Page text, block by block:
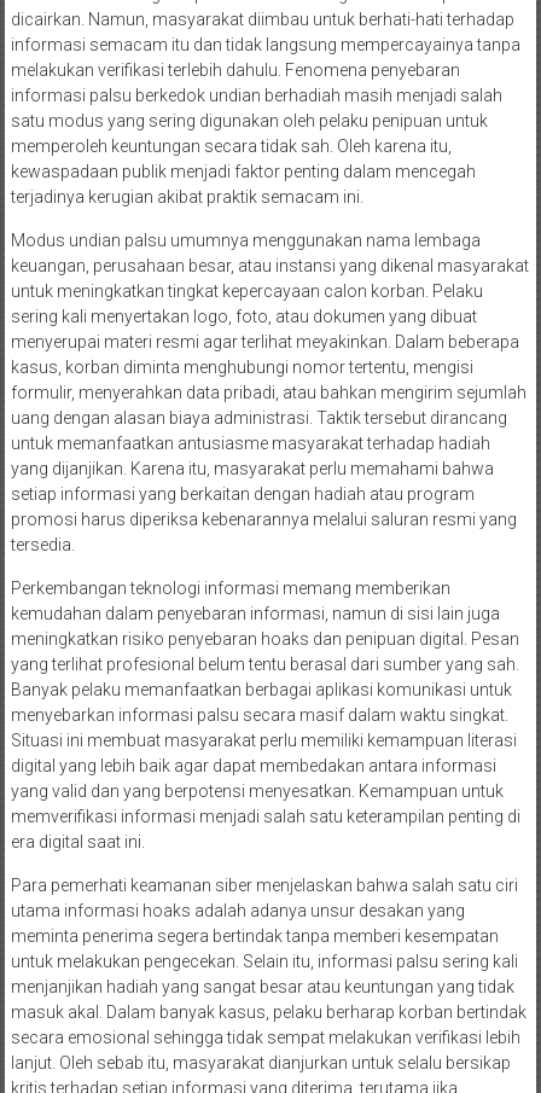
dicairkan. Namun, masyarakat diimbau untuk berhati-hati terhadap
informasi semacam itu dan tidak langsung mempercayainya tanpa
melakukan verifikasi terlebih dahulu. Fenomena penyebaran
informasi palsu berkedok undian berhadiah masih menjadi salah
satu modus yang sering digunakan oleh pelaku penipuan untuk
memperoleh keuntungan secara tidak sah. Oleh karena itu,
kewaspadaan publik menjadi faktor penting dalam mencegah
terjadinya kerugian akibat praktik semacam ini.
Modus undian palsu umumnya menggunakan nama lembaga
keuangan, perusahaan besar, atau instansi yang dikenal masyarakat
untuk meningkatkan tingkat kepercayaan calon korban. Pelaku
sering kali menyertakan logo, foto, atau dokumen yang dibuat
menyerupai materi resmi agar terlihat meyakinkan. Dalam beberapa
kasus, korban diminta menghubungi nomor tertentu, mengisi
formulir, menyerahkan data pribadi, atau bahkan mengirim sejumlah
uang dengan alasan biaya administrasi. Taktik tersebut dirancang
untuk memanfaatkan antusiasme masyarakat terhadap hadiah
yang dijanjikan. Karena itu, masyarakat perlu memahami bahwa
setiap informasi yang berkaitan dengan hadiah atau program
promosi harus diperiksa kebenarannya melalui saluran resmi yang
tersedia.
Perkembangan teknologi informasi memang memberikan
kemudahan dalam penyebaran informasi, namun di sisi lain juga
meningkatkan risiko penyebaran hoaks dan penipuan digital. Pesan
yang terlihat profesional belum tentu berasal dari sumber yang sah.
Banyak pelaku memanfaatkan berbagai aplikasi komunikasi untuk
menyebarkan informasi palsu secara masif dalam waktu singkat.
Situasi ini membuat masyarakat perlu memiliki kemampuan literasi
digital yang lebih baik agar dapat membedakan antara informasi
yang valid dan yang berpotensi menyesatkan. Kemampuan untuk
memverifikasi informasi menjadi salah satu keterampilan penting di
era digital saat ini.
Para pemerhati keamanan siber menjelaskan bahwa salah satu ciri
utama informasi hoaks adalah adanya unsur desakan yang
meminta penerima segera bertindak tanpa memberi kesempatan
untuk melakukan pengecekan. Selain itu, informasi palsu sering kali
menjanjikan hadiah yang sangat besar atau keuntungan yang tidak
masuk akal. Dalam banyak kasus, pelaku berharap korban bertindak
secara emosional sehingga tidak sempat melakukan verifikasi lebih
lanjut. Oleh sebab itu, masyarakat dianjurkan untuk selalu bersikap
kritis terhadap setiap informasi yang diterima, terutama jika